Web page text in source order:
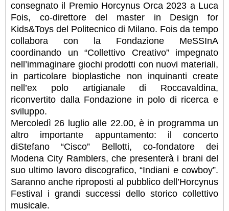
consegnato il Premio Horcynus Orca 2023 a Luca
Fois, co-direttore del master in Design for
Kids&Toys del Politecnico di Milano. Fois da tempo
collabora con la Fondazione MeSSInA
coordinando un “Collettivo Creativo” impegnato
nell’immaginare giochi prodotti con nuovi materiali,
in particolare bioplastiche non inquinanti create
nell’ex polo artigianale di Roccavaldina,
riconvertito dalla Fondazione in polo di ricerca e
sviluppo.
Mercoledì 26 luglio alle 22.00, è in programma un
altro importante appuntamento: il concerto
diStefano “Cisco” Bellotti, co-fondatore dei
Modena City Ramblers, che presenterà i brani del
suo ultimo lavoro discografico, “Indiani e cowboy”.
Saranno anche riproposti al pubblico dell’Horcynus
Festival i grandi successi dello storico collettivo
musicale.